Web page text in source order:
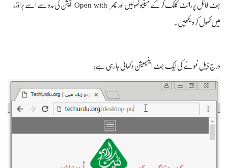
جف فائل پر رائٹ کلک کر کے مینیو کھولیں اور پھر Open with آپشن کی مدد سے اسے براؤزر
میں کھول کر دیکھیں۔
درج ذیل نمونے کی ایک جف اینیمیشن دکھائی جا رہی ہے: